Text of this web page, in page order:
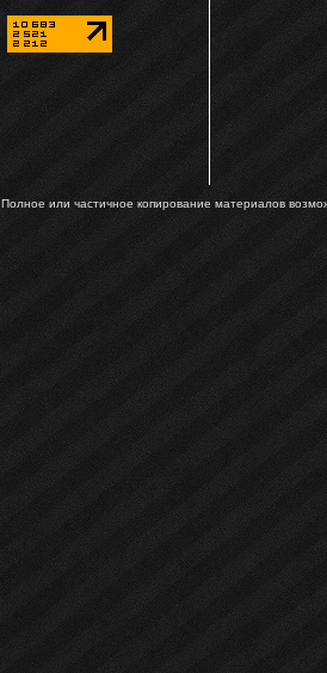
Полное или частичное копирование материалов